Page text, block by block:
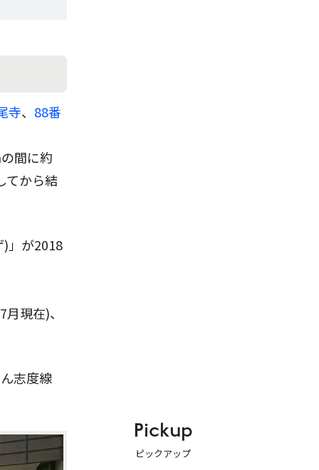
寺、 88番
間に約
てから結
)」が2018
現在)、
志度線
Pickup
ピックアップ